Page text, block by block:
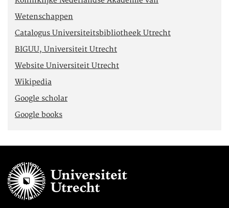
Wetenschappen
Catalogus Universiteitsbibliotheek Utrecht
BIGUU, Universiteit Utrecht
Website Universiteit Utrecht
Wikipedia
Google scholar
Google books